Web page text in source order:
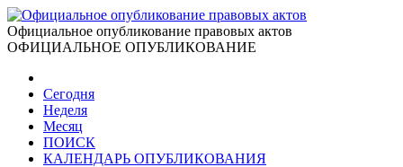
Официальное опубликование правовых актов
ОФИЦИАЛЬНОЕ ОПУБЛИКОВАНИЕ
Сегодня
Неделя
Месяц
ПОИСК
КАЛЕНДАРЬ ОПУБЛИКОВАНИЯ